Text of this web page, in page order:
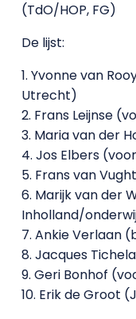
(TdO/HOP, FG)
De lijst:
1. Yvonne van
Utrecht)
2. Frans Leijnse
3. Maria van der
4. Jos Elbers
5. Frans van
6. Marijk van der
Inholland/
7. Ankie Verlaan
8. Jacques
9. Geri Bonhof
10. Erik de Groot